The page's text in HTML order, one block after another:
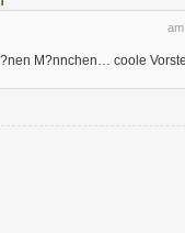
M?nnchen… coole